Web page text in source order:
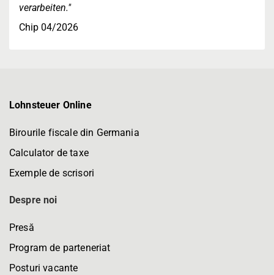
verarbeiten."
Chip 04/2026
Lohnsteuer Online
Birourile fiscale din Germania
Calculator de taxe
Exemple de scrisori
Despre noi
Presă
Program de parteneriat
Posturi vacante